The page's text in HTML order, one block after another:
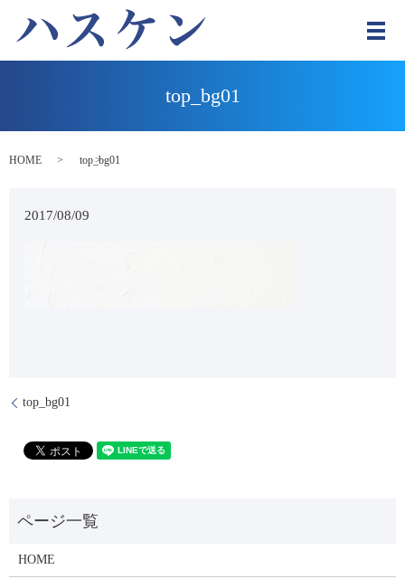
メ
top_bg01
HOME top_bg01
2017/08/09
top_bg01
HOME